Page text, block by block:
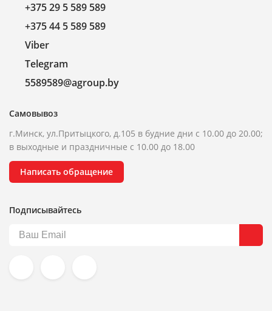
+375 29 5 589 589
+375 44 5 589 589
Viber
Telegram
5589589@agroup.by
Самовывоз
г.Минск, ул.Притыцкого, д.105 в будние дни с 10.00 до 20.00;
в выходные и праздничные с 10.00 до 18.00
Написать обращение
Подписывайтесь